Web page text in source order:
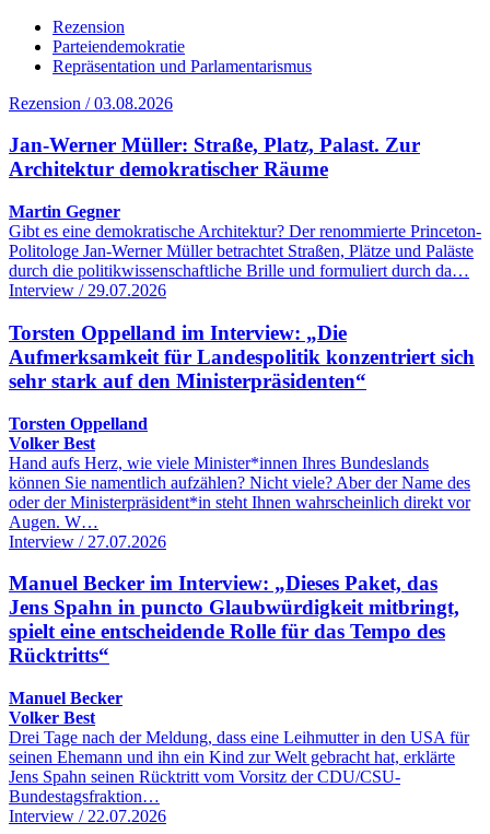
Rezension
Parteiendemokratie
Repräsentation und Parlamentarismus
Rezension / 03.08.2026
Jan-Werner Müller: Straße, Platz, Palast. Zur
Architektur demokratischer Räume
Martin Gegner
Gibt es eine demokratische Architektur? Der renommierte Princeton-
Politologe Jan-Werner Müller betrachtet Straßen, Plätze und Paläste
durch die politikwissenschaftliche Brille und formuliert durch da…
Interview / 29.07.2026
Torsten Oppelland im Interview: „Die
Aufmerksamkeit für Landespolitik konzentriert sich
sehr stark auf den Ministerpräsidenten“
Torsten Oppelland
Volker Best
Hand aufs Herz, wie viele Minister*innen Ihres Bundeslands
können Sie namentlich aufzählen? Nicht viele? Aber der Name des
oder der Ministerpräsident*in steht Ihnen wahrscheinlich direkt vor
Augen. W…
Interview / 27.07.2026
Manuel Becker im Interview: „Dieses Paket, das
Jens Spahn in puncto Glaubwürdigkeit mitbringt,
spielt eine entscheidende Rolle für das Tempo des
Rücktritts“
Manuel Becker
Volker Best
Drei Tage nach der Meldung, dass eine Leihmutter in den USA für
seinen Ehemann und ihn ein Kind zur Welt gebracht hat, erklärte
Jens Spahn seinen Rücktritt vom Vorsitz der CDU/CSU-
Bundestagsfraktion…
Interview / 22.07.2026